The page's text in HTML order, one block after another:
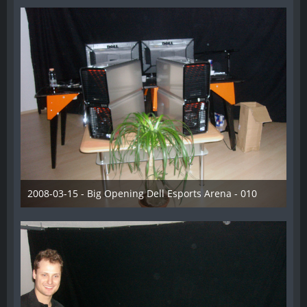
2008-03-15 - Big Opening Dell Esports Arena - 010
28. Dezember 2012